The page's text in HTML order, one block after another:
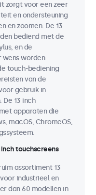
zorgt voor een zeer
en ondersteuning
en zoomen. De 13
bediend met de
en de
wens worden
touch-bediening
van de
gebruik in
13 inch
apparaten die
macOS, ChromeOS,
touchscreens
assortiment 13
industrieel en
dan 60 modellen in